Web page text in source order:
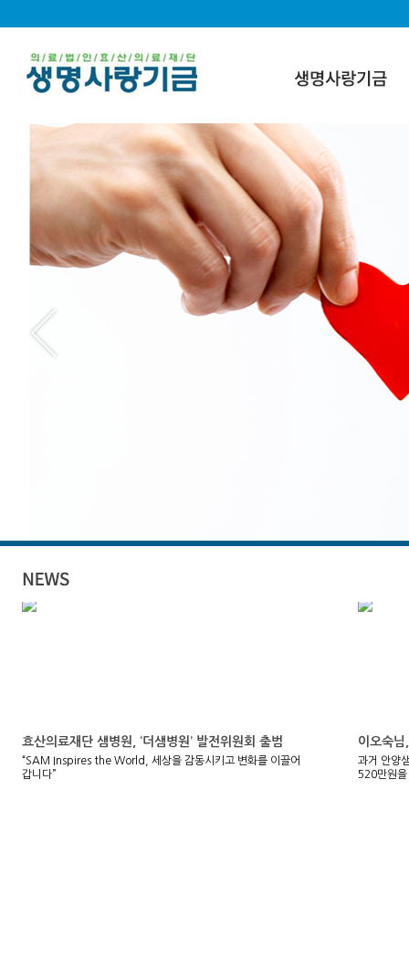
효산의료재단 샘병원, ‘더샘병원’ 발전위원회 출범
“SAM Inspires the World, 세상을 감동시키고 변화를 이끌어
갑니다”
이오숙
과거 안양
520만원을